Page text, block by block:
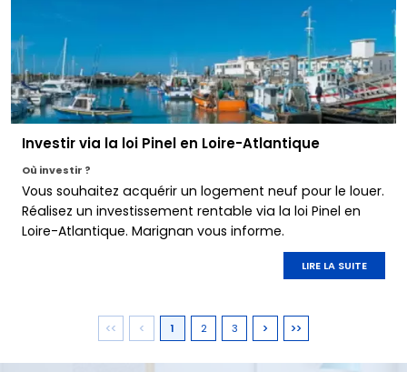
Investir via la loi Pinel en Loire-Atlantique
Où investir ?
Vous souhaitez acquérir un logement neuf pour le louer.
Réalisez un investissement rentable via la loi Pinel en
Loire-Atlantique. Marignan vous informe.
LIRE LA SUITE
1 2 3